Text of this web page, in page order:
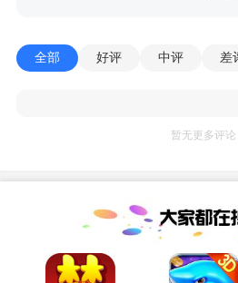
全部 好评 中评 差
暂无更多评论